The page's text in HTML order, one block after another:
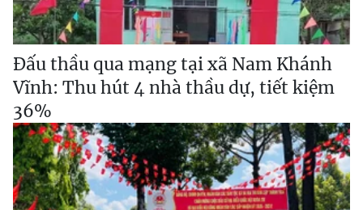
Đấu thầu qua mạng tại xã Nam Khánh
Vĩnh: Thu hút 4 nhà thầu dự, tiết kiệm
36%